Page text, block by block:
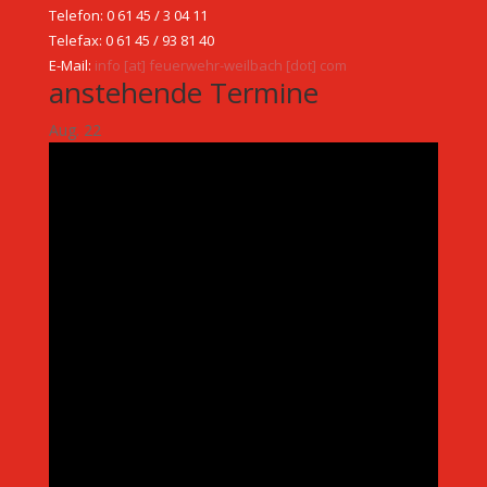
Telefon: 0 61 45 / 3 04 11
Telefax: 0 61 45 / 93 81 40
E-Mail: info [at] feuerwehr-weilbach [dot] com
anstehende Termine
Aug. 22